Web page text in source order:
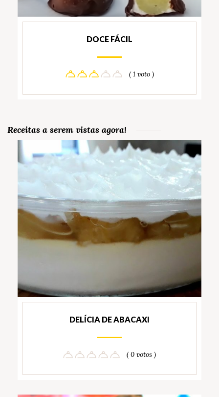
DOCE FÁCIL
( 1 voto )
Receitas a serem vistas agora!
DELÍCIA DE ABACAXI
( 0 votos )